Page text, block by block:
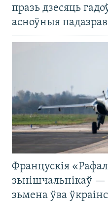
празь дзесяць
асноўныя
Францускія
зьнішчальнікаў
зьмена ўва